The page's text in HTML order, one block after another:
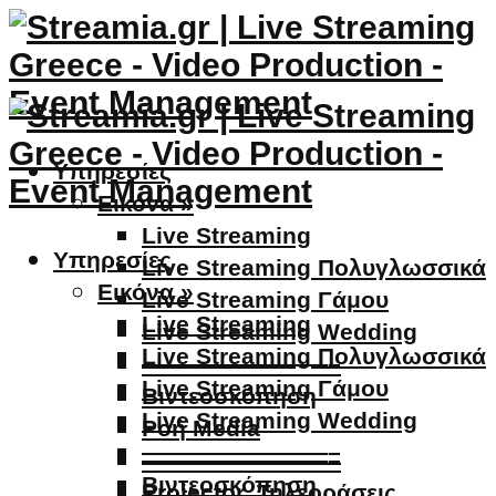
Υπηρεσίες
Εικόνα »
Live Streaming
Live Streaming Πολυγλωσσικά
Live Streaming Γάμου
Live Streaming Wedding
————————–
Βιντεοσκόπηση
Ροή Media
————————–
Υπηρεσίες
Εικόνα »
Live Streaming
Live Streaming Πολυγλωσσικά
Live Streaming Γάμου
Live Streaming Wedding
————————–
Βιντεοσκόπηση